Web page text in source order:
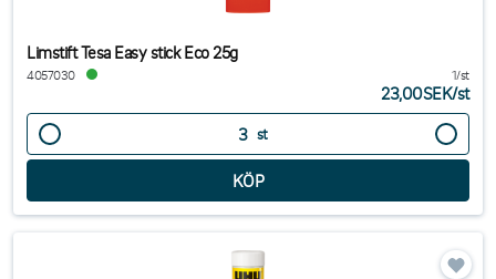
Limstift Tesa Easy stick Eco 25g
4057030 1/st
23,00SEK/st
st